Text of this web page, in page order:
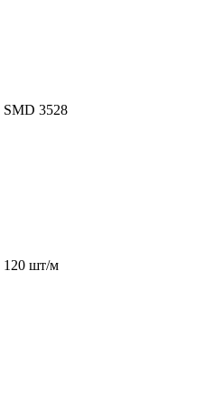
SMD 3528
120 шт/м